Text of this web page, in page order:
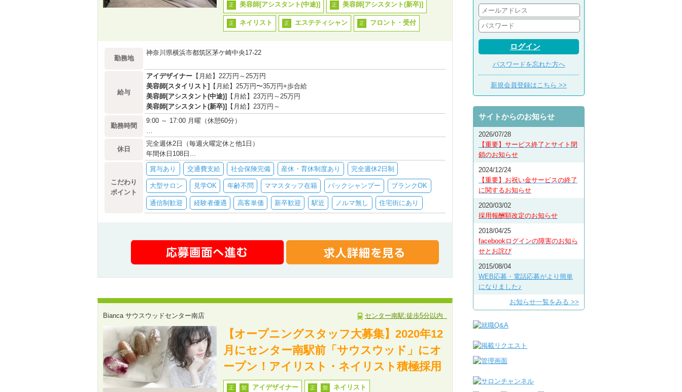
正 美容師[アシスタント(中途)] 正 美容師[アシスタント(新卒)]
正 ネイリスト 正 エステティシャン 正 フロント・受付
勤務地
神奈川県横浜市都筑区茅ケ崎中央17-22
給与
アイデザイナー 【月給】22万円～25万円
美容師[スタイリスト]
【月給】25万円〜35万円+歩合給
美容師[アシスタント(中途)]
【月給】23万円～25万円
美容師[アシスタント(新卒)]
【月給】23万円～
勤務時間
9:00 ～ 17:00 月曜（休憩60分）
…
休日
完全週休2日（毎週火曜定休と他1日）
年間休日108日...
こだわり
ポイント
賞与あり 交通費支給 社会保険完備 産休・育休制度あり 完全週休2日制
大型サロン 見学OK 年齢不問 ママスタッフ在籍 バックシャンプー ブランクOK
通信制歓迎 経験者優遇 高客単価 新卒歓迎 駅近 ノルマ無し 住宅街にあり
Bianca サウスウッドセンター南店 センター南駅:徒歩5分以内
【オープニングスタッフ大募集】2020年12
月にセンター南駅前「サウスウッド」にオ
ープン！アイリスト・ネイリスト積極採用
正 契 アイデザイナー 正 契 ネイリスト
ログイン
パスワードを忘れた方へ
新規会員登録はこちら >>
サイトからのお知らせ
2026/07/28
【重要】サービス終了とサイト閉
鎖のお知らせ
2024/12/24
【重要】お祝い金サービスの終了
に関するお知らせ
2020/03/02
採用報酬額改定のお知らせ
2018/04/25
facebookログインの障害のお知ら
せとお詫び
2015/08/04
WEB応募・電話応募がより簡単
になりました♪
お知らせ一覧をみる >>